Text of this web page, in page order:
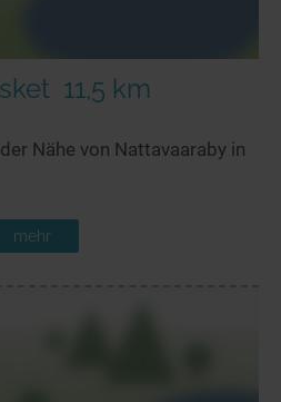
11,5 km
Nähe von Nattavaaraby in
mehr